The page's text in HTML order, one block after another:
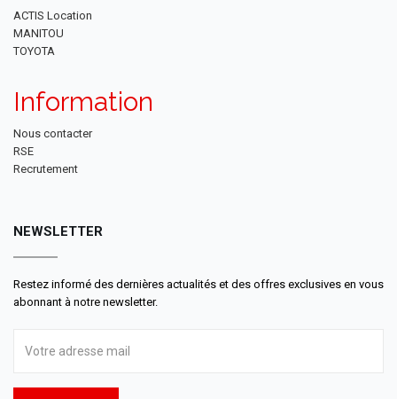
ACTIS Location
MANITOU
TOYOTA
Information
Nous contacter
RSE
Recrutement
NEWSLETTER
Restez informé des dernières actualités et des offres exclusives en vous
abonnant à notre newsletter.